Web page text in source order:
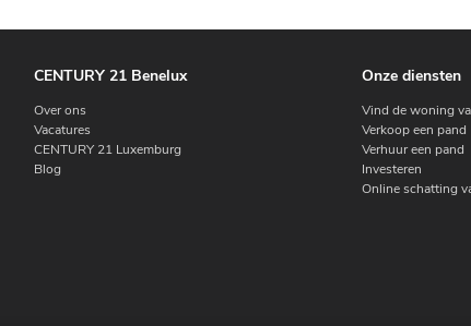
CENTURY 21 Benelux
Over ons
Vacatures
CENTURY 21 Luxemburg
Blog
Onze diensten
Vind de woning
Verkoop een pand
Verhuur een pand
Investeren
Online schatting